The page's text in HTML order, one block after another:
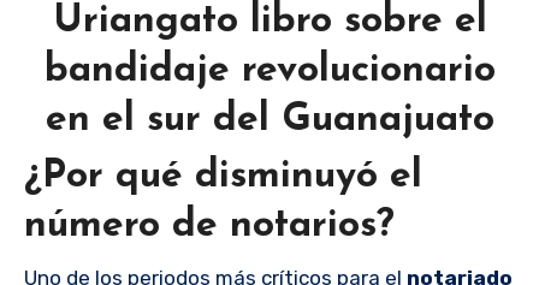
Uriangato libro sobre el
bandidaje revolucionario
en el sur del Guanajuato
¿Por qué disminuyó el
número de notarios?
Uno de los periodos más críticos para el notariado